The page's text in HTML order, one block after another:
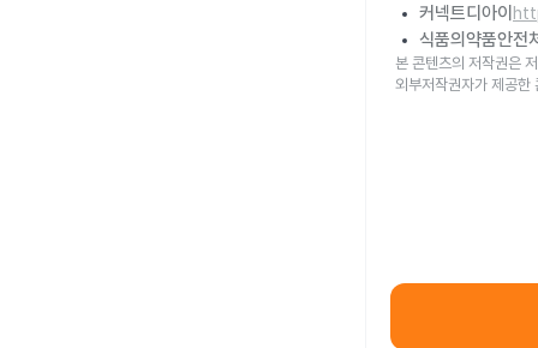
커넥트디아이
식품의약품안전
본 콘텐츠의 저작권은
외부저작권자가 제공한